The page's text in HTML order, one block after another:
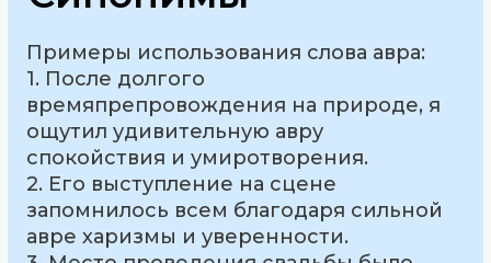
Примеры использования слова авра:
1. После долгого
времяпрепровождения на природе, я
ощутил удивительную авру
спокойствия и умиротворения.
2. Его выступление на сцене
запомнилось всем благодаря сильной
авре харизмы и уверенности.